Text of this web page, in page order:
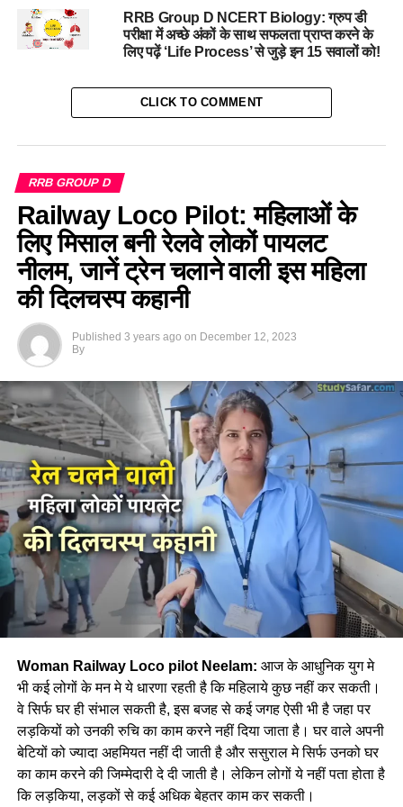
RRB Group D NCERT Biology: ग्रुप डी
परीक्षा में अच्छे अंकों के साथ सफलता प्राप्त करने के
लिए पढ़ें ‘Life Process’ से जुड़े इन 15 सवालों को!
CLICK TO COMMENT
RRB GROUP D
Railway Loco Pilot: महिलाओं के
लिए मिसाल बनी रेलवे लोकों पायलट
नीलम, जानें ट्रेन चलाने वाली इस महिला
की दिलचस्प कहानी
Published 3 years ago on December 12, 2023
By
Woman Railway Loco pilot Neelam: आज के आधुनिक युग मे
भी कई लोगों के मन मे ये धारणा रहती है कि महिलाये कुछ नहीं कर सकती।
वे सिर्फ घर ही संभाल सकती है, इस बजह से कई जगह ऐसी भी है जहा पर
लड़कियों को उनकी रुचि का काम करने नहीं दिया जाता है। घर वाले अपनी
बेटियों को ज्यादा अहमियत नहीं दी जाती है और ससुराल मे सिर्फ उनको घर
का काम करने की जिम्मेदारी दे दी जाती है। लेकिन लोगों ये नहीं पता होता है
कि लड़किया, लड़कों से कई अधिक बेहतर काम कर सकती।